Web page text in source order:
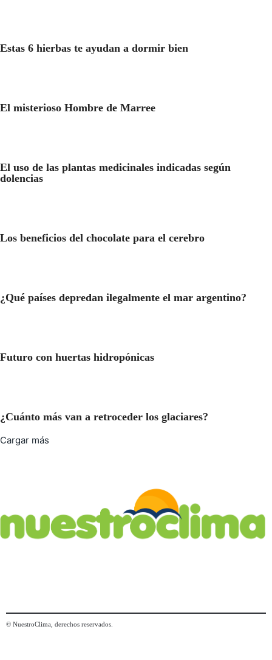
Estas 6 hierbas te ayudan a dormir bien
El misterioso Hombre de Marree
El uso de las plantas medicinales indicadas según
dolencias
Los beneficios del chocolate para el cerebro
¿Qué países depredan ilegalmente el mar argentino?
Futuro con huertas hidropónicas
¿Cuánto más van a retroceder los glaciares?
Cargar más
© NuestroClima, derechos reservados.